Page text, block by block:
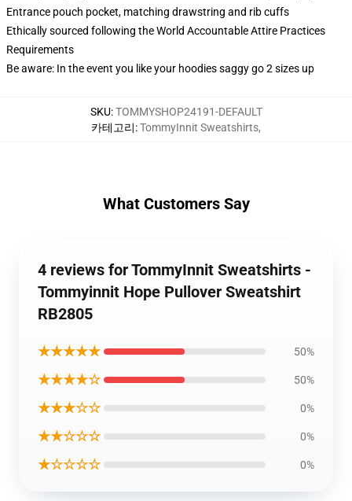
Entrance pouch pocket, matching drawstring and rib cuffs
Ethically sourced following the World Accountable Attire Practices
Requirements
Be aware: In the event you like your hoodies saggy go 2 sizes up
SKU:TOMMYSHOP24191-DEFAULT
카테고리:TommyInnit Sweatshirts,
What Customers Say
4 reviews for TommyInnit Sweatshirts -
Tommyinnit Hope Pullover Sweatshirt
RB2805
★★★★★ 50%
★★★★☆ 50%
★★★☆☆ 0%
★★☆☆☆ 0%
★☆☆☆☆ 0%